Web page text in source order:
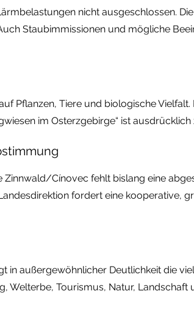
nicht ausgeschlossen.
Staubimmissionen und mögliche
Pflanzen, Tiere und biologische
im Osterzgebirge“ ist
Cínovec fehlt bislang eine
fordert eine kooperative,
in außergewöhnlicher Deutlichkeit die
Welterbe, Tourismus, Natur,